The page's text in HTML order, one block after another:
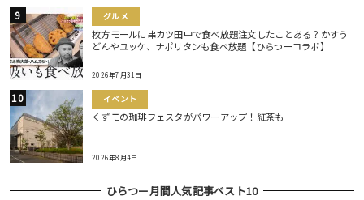
グルメ
枚方モールに串カツ田中で食べ放題注文したことある？かすう
どんやユッケ、ナポリタンも食べ放題【ひらつーコラボ】
2026年7月31日
イベント
くずモの珈琲フェスタがパワーアップ！紅茶も
2026年8月4日
ひらつー月間人気記事ベスト10